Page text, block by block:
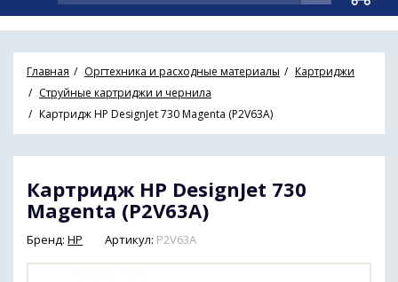
Главная Оргтехника и расходные материалы
Картриджи
Струйные картриджи и чернила
Картридж HP DesignJet 730 Magenta (P2V63A)
Картридж HP DesignJet 730
Magenta (P2V63A)
Бренд: HP Артикул: P2V63A